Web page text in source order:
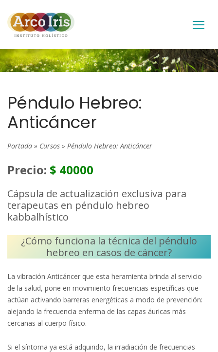
Péndulo Hebreo:
Anticáncer
Portada » Cursos » Péndulo Hebreo: Anticáncer
Precio: $ 40000
Cápsula de actualización exclusiva para
terapeutas en péndulo hebreo
kabbalhístico
¿Cómo funciona la técnica del péndulo
hebreo en casos de cáncer?
La vibración Anticáncer que esta heramienta brinda al servicio
de la salud, pone en movimiento frecuencias específicas que
actúan activando barreras energéticas a modo de prevención:
alejando la frecuencia enferma de las capas áuricas más
cercanas al cuerpo físico.
Si el síntoma ya está adquirido, la irradiación de frecuencias